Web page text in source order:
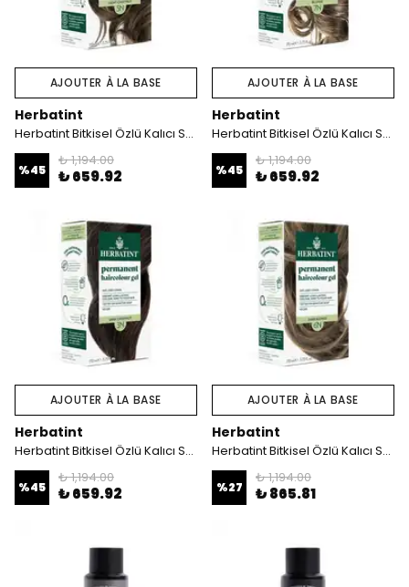
AJOUTER À LA BASE
Herbatint
Herbatint Bitkisel Özlü Kalıcı Saç Boyası | Doğal Açık Kestane (Chatain Clair 5N) 170 ml
%45
₺ 1,194.00
₺ 659.92
AJOUTER À LA BASE
Herbatint
Herbatint Bitkisel Özlü Kalıcı Saç Boyası | Doğal Kumral (Blond 7N) 170 ml
%45
₺ 1,194.00
₺ 659.92
AJOUTER À LA BASE
Herbatint
Herbatint Bitkisel Özlü Kalıcı Saç Boyası | Doğal Koyu Kestane (Chatain Fonce 3N) 170 ml
%45
₺ 1,194.00
₺ 659.92
AJOUTER À LA BASE
Herbatint
Herbatint Bitkisel Özlü Kalıcı Saç Boyası | Doğal Koyu Kumral (Dark Blonde 6N) 170 ml
%27
₺ 1,194.00
₺ 865.81